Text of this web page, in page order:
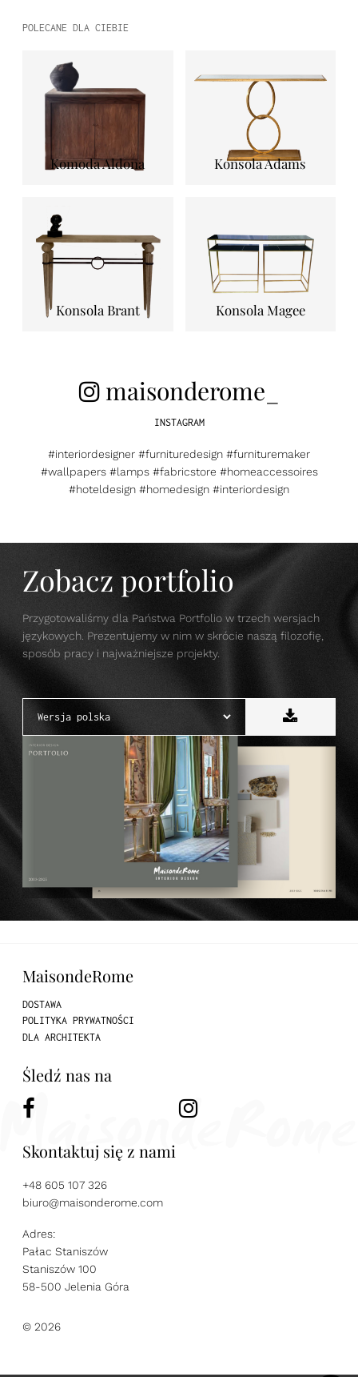
POLECANE DLA CIEBIE
Komoda Aldona Konsola Adams
Konsola Brant Konsola Magee
maisonderome_
INSTAGRAM
#interiordesigner #furnituredesign #furnituremaker
#wallpapers #lamps #fabricstore #homeaccessoires
#hoteldesign #homedesign #interiordesign
Zobacz portfolio
Przygotowaliśmy dla Państwa Portfolio w trzech wersjach
językowych. Prezentujemy w nim w skrócie naszą filozofię,
sposób pracy i najważniejsze projekty.
MaisondeRome
DOSTAWA
POLITYKA PRYWATNOŚCI
DLA ARCHITEKTA
Śledź nas na
Skontaktuj się z nami
+48 605 107 326
biuro@maisonderome.com
Adres:
Pałac Staniszów
Staniszów 100
58-500 Jelenia Góra
© 2026